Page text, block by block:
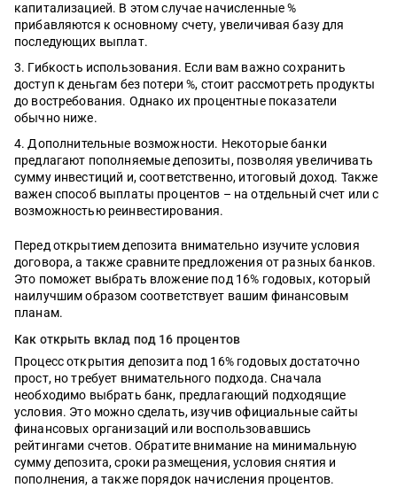
капитализацией. В этом случае начисленные %
прибавляются к основному счету, увеличивая базу для
последующих выплат.
Гибкость использования. Если вам важно сохранить
доступ к деньгам без потери %, стоит рассмотреть продукты
до востребования. Однако их процентные показатели
обычно ниже.
Дополнительные возможности. Некоторые банки
предлагают пополняемые депозиты, позволяя увеличивать
сумму инвестиций и, соответственно, итоговый доход. Также
важен способ выплаты процентов – на отдельный счет или с
возможностью реинвестирования.
Перед открытием депозита внимательно изучите условия
договора, а также сравните предложения от разных банков.
Это поможет выбрать вложение под 16% годовых, который
наилучшим образом соответствует вашим финансовым
планам.
Как открыть вклад под 16 процентов
Процесс открытия депозита под 16% годовых достаточно
прост, но требует внимательного подхода. Сначала
необходимо выбрать банк, предлагающий подходящие
условия. Это можно сделать, изучив официальные сайты
финансовых организаций или воспользовавшись
рейтингами счетов. Обратите внимание на минимальную
сумму депозита, сроки размещения, условия снятия и
пополнения, а также порядок начисления процентов.